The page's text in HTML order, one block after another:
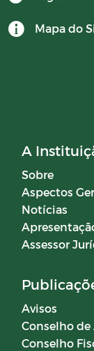
Mapa do
A
Sobre
Aspectos
Notícias
Assessor
Avisos
Conselho
Conselho